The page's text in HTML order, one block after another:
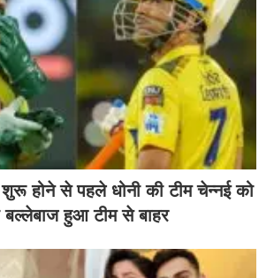
होने से पहले धोनी की टीम चेन्नई को
हुआ टीम से बाहर